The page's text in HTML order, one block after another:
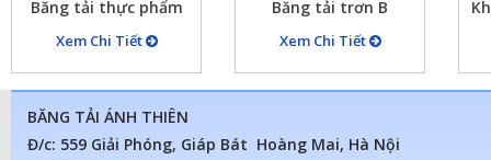
Băng tải thực phẩm
Xem Chi Tiết
Băng tải trơn B
1000x5x10
Xem Chi Tiết
BĂNG TẢI ÁNH THIÊN
Đ/c: 559 Giải Phóng, Giáp Bát Hoàng Mai, Hà Nội